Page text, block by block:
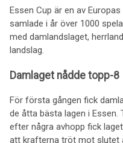
Essen Cup är en av
samlade i år över 1000
med damlandslaget,
landslag.
Damlaget nådde topp-8
För första gången fick
de åtta bästa lagen i Essen.
efter några avhopp fick
att krafterna tröt mot slutet